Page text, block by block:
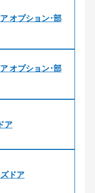
オプション･部
オプション･部
ア
ドア